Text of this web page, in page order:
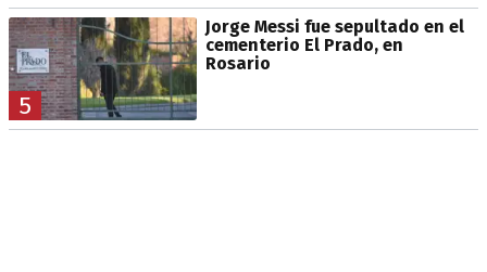
5
Jorge Messi fue sepultado en el
cementerio El Prado, en
Rosario